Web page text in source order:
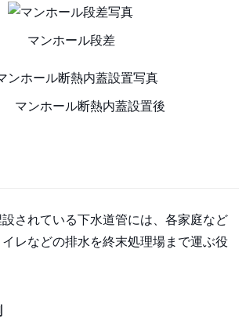
ル段差
断熱内蓋設置後
されている下水道管には、各家庭など
レなどの排水を終末処理場まで運ぶ役